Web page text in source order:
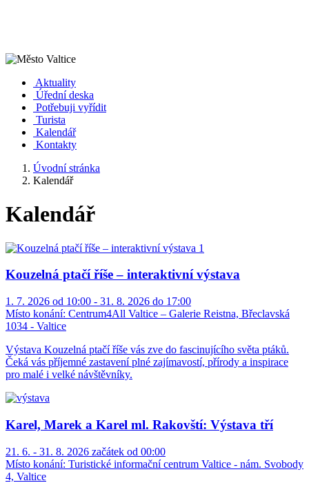
Aktuality
Úřední deska
Potřebuji vyřídit
Turista
Kalendář
Kontakty
Úvodní stránka
Kalendář
Kalendář
Kouzelná ptačí říše – interaktivní výstava
1. 7. 2026 od 10:00 - 31. 8. 2026 do 17:00
Místo konání: Centrum4All Valtice – Galerie Reistna, Břeclavská
1034 - Valtice
Výstava Kouzelná ptačí říše vás zve do fascinujícího světa ptáků.
Čeká vás příjemné zastavení plné zajímavostí, přírody a inspirace
pro malé i velké návštěvníky.
Karel, Marek a Karel ml. Rakovští: Výstava tří
21. 6. - 31. 8. 2026 začátek od 00:00
Místo konání: Turistické informační centrum Valtice - nám. Svobody
4, Valtice